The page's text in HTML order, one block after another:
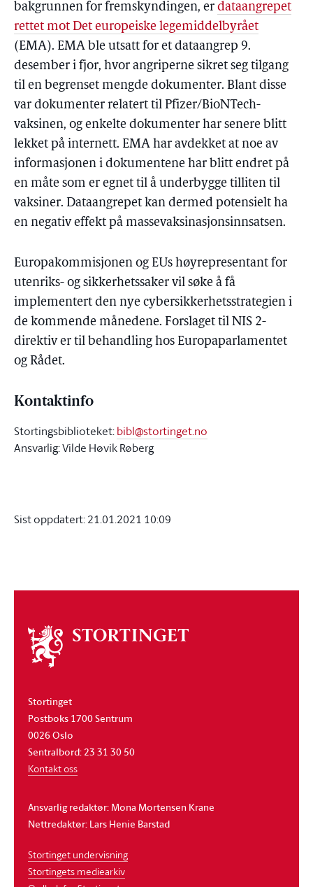
bakgrunnen for fremskyndingen, er dataangrepet
rettet mot Det europeiske legemiddelbyrået
(EMA). EMA ble utsatt for et dataangrep 9.
desember i fjor, hvor angriperne sikret seg tilgang
til en begrenset mengde dokumenter. Blant disse
var dokumenter relatert til Pfizer/BioNTech-
vaksinen, og enkelte dokumenter har senere blitt
lekket på internett. EMA har avdekket at noe av
informasjonen i dokumentene har blitt endret på
en måte som er egnet til å underbygge tilliten til
vaksiner. Dataangrepet kan dermed potensielt ha
en negativ effekt på massevaksinasjonsinnsatsen.
Europakommisjonen og EUs høyrepresentant for
utenriks- og sikkerhetssaker vil søke å få
implementert den nye cybersikkerhetsstrategien i
de kommende månedene. Forslaget til NIS 2-
direktiv er til behandling hos Europaparlamentet
og Rådet.
Kontaktinfo
Stortingsbiblioteket:bibl@stortinget.no
Ansvarlig: Vilde Høvik Røberg
Sist oppdatert:21.01.2021 10:09
Om
stortinget
Stortinget
Postboks 1700 Sentrum
0026 Oslo
Sentralbord: 23 31 30 50
Kontakt oss
Ansvarlig redaktør: Mona Mortensen Krane
Nettredaktør: Lars Henie Barstad
Stortinget undervisning
Stortingets mediearkiv